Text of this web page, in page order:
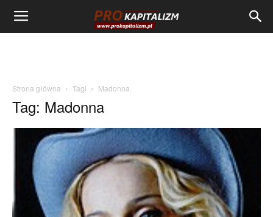
Strona główna Tagi Madonna
Tag: Madonna